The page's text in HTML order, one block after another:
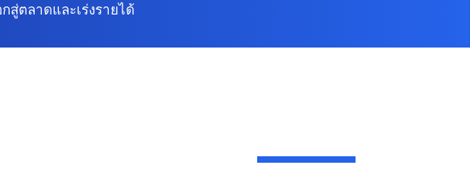
สู่ตลาดและเร่งรายได้